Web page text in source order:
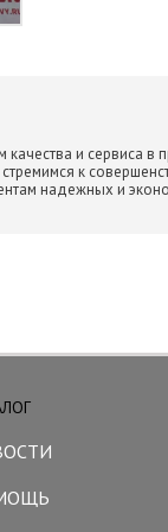
и сервиса
к
надежных и